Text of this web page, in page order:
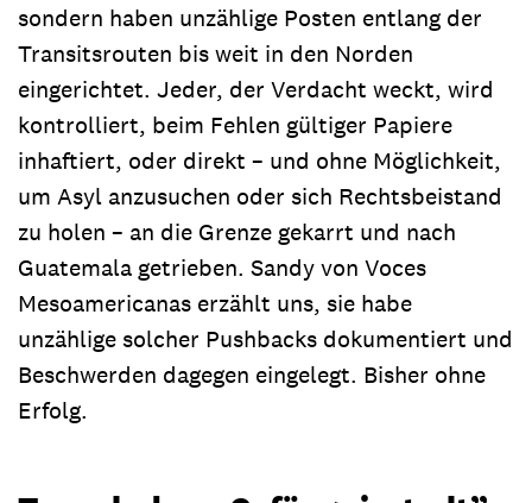
sondern haben unzählige Posten entlang der
Transitsrouten bis weit in den Norden
eingerichtet. Jeder, der Verdacht weckt, wird
kontrolliert, beim Fehlen gültiger Papiere
inhaftiert, oder direkt – und ohne Möglichkeit,
um Asyl anzusuchen oder sich Rechtsbeistand
zu holen – an die Grenze gekarrt und nach
Guatemala getrieben. Sandy von Voces
Mesoamericanas erzählt uns, sie habe
unzählige solcher Pushbacks dokumentiert und
Beschwerden dagegen eingelegt. Bisher ohne
Erfolg.